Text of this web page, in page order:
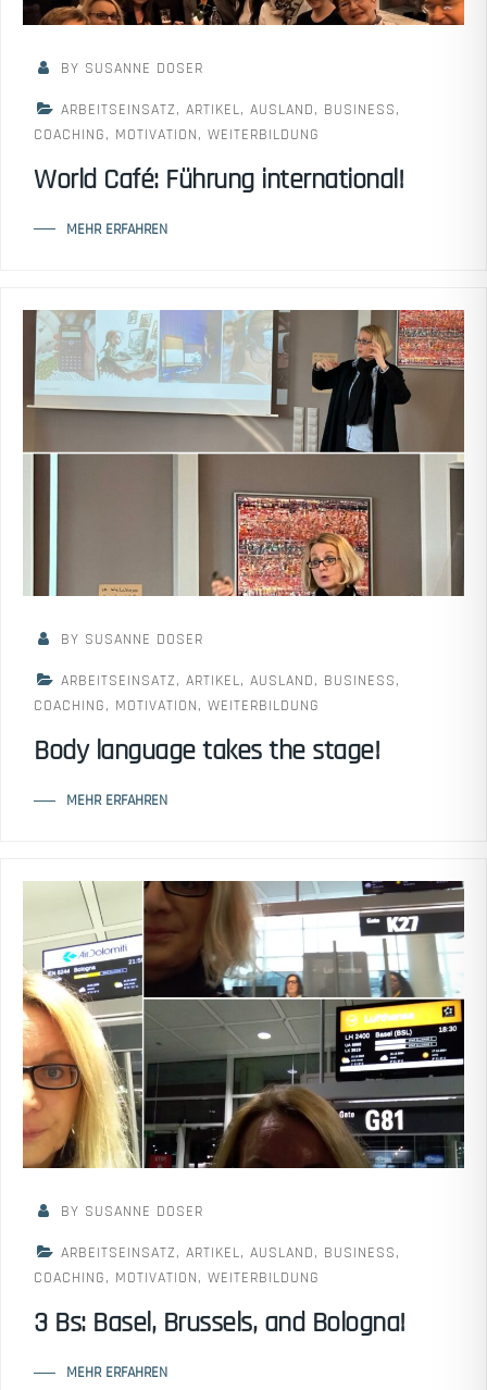
BY SUSANNE DOSER
ARBEITSEINSATZ, ARTIKEL, AUSLAND, BUSINESS,
COACHING, MOTIVATION, WEITERBILDUNG
World Café: Führung international!
MEHR ERFAHREN
BY SUSANNE DOSER
ARBEITSEINSATZ, ARTIKEL, AUSLAND, BUSINESS,
COACHING, MOTIVATION, WEITERBILDUNG
Body language takes the stage!
MEHR ERFAHREN
BY SUSANNE DOSER
ARBEITSEINSATZ, ARTIKEL, AUSLAND, BUSINESS,
COACHING, MOTIVATION, WEITERBILDUNG
3 Bs: Basel, Brussels, and Bologna!
MEHR ERFAHREN